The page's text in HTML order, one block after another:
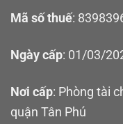
Mã số thuế:
Ngày cấp: 01/03/
Nơi cấp: Phòng tài
quận Tân Phú